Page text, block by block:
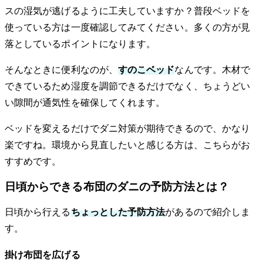
スの湿気が逃げるように工夫していますか？普段ベッドを
使っている方は一度確認してみてください。多くの方が見
落としているポイントになります。
そんなときに便利なのが、 すのこベッドなんです。木材で
できているため湿度を調節できるだけでなく、ちょうどい
い隙間が通気性を確保してくれます。
ベッドを変えるだけでダニ対策が期待できるので、かなり
楽ですね。環境から見直したいと感じる方は、こちらがお
すすめです。
日頃からできる布団のダニの予防方法とは？
日頃から行えるちょっとした予防方法があるので紹介しま
す。
掛け布団を広げる